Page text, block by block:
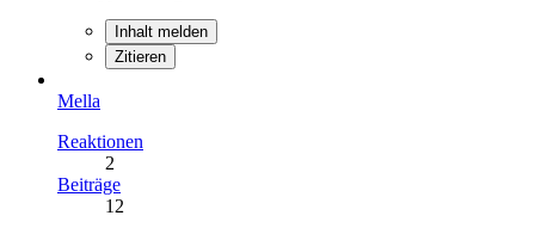
Inhalt melden
Zitieren
Mella
Reaktionen
2
Beiträge
12